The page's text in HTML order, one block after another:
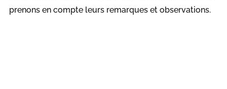
prenons en compte leurs remarques et observations.